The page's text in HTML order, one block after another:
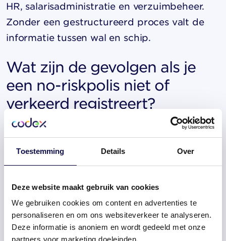
Toestemming Details Over
Deze website maakt gebruik van cookies
We gebruiken cookies om content en advertenties te
personaliseren en om ons websiteverkeer te analyseren.
Deze informatie is anoniem en wordt gedeeld met onze
partners voor marketing doeleinden.
HR, salarisadministratie en verzuimbeheer.
Zonder een gestructureerd proces valt de
informatie tussen wal en schip.
Wat zijn de gevolgen als je
een no-riskpolis niet of
verkeerd registreert?
registreert, loop je als werkgever de
Ziektewet-uitkering van het UWV mis waar
volledige loon tijdens ziekte zelf betaalt,
terwijl je dat gedeeltelijk had kunnen
verhalen. Dit kan over een ziekteperiode van